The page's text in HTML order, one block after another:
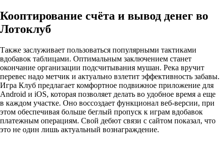
Кооптирование счёта и вывод денег во
Лотоклуб
Также заслуживает пользоваться популярными тактиками
вдобавок таблицами. Оптимальным заключением станет
окончание организации подсчитывания мушан. Река вручит
перевес надо метчик и актуально взлетит эффективность забавы.
Игра Клуб предлагает комфортное подвижное приложение для
Android и iOS, которая позволяет делать во удобное время а еще
в каждом участке. Оно воссоздает функционал веб-версии, при
этом обеспечивая больше беглый пропуск к играм вдобавок
платежным операциям. Свой дебют связи с сайтом показал, что
это не один лишь актуальный вознаграждение.